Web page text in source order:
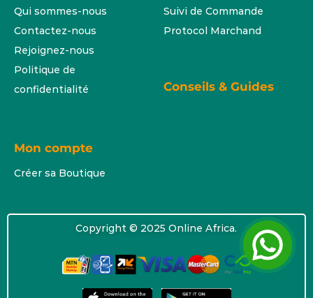
Qui sommes-nous
Contactez-nous
Rejoignez-nous
Politique de
confidentialité
Suivi de Commande
Protocol Marchand
Conseils & Guides
Mon compte
Créer sa Boutique
Copyright © 2025 Online Africa.